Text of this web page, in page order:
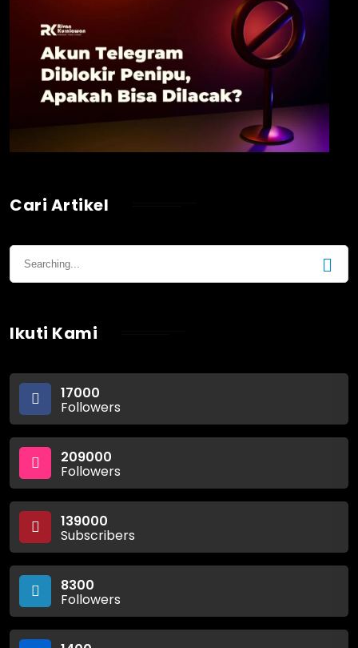
Cari Artikel
Ikuti Kami
17000
Followers
209000
Followers
139000
Subscribers
8300
Followers